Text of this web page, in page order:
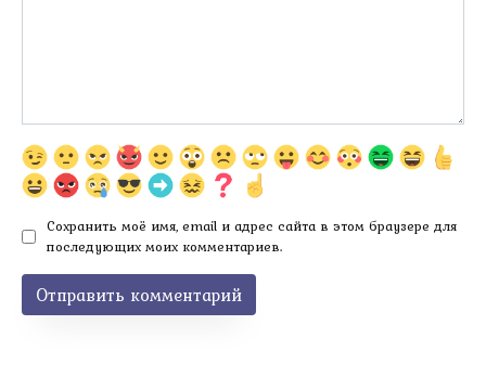
Сохранить моё имя, email и адрес сайта в этом браузере для
последующих моих комментариев.